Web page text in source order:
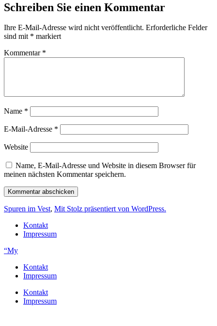
Schreiben Sie einen Kommentar
Ihre E-Mail-Adresse wird nicht veröffentlicht. Erforderliche Felder
sind mit * markiert
Kommentar *
Name *
E-Mail-Adresse *
Website
Name, E-Mail-Adresse und Website in diesem Browser für
meinen nächsten Kommentar speichern.
Spuren im Vest, Mit Stolz präsentiert von WordPress.
Kontakt
Impressum
“My
Kontakt
Impressum
Kontakt
Impressum